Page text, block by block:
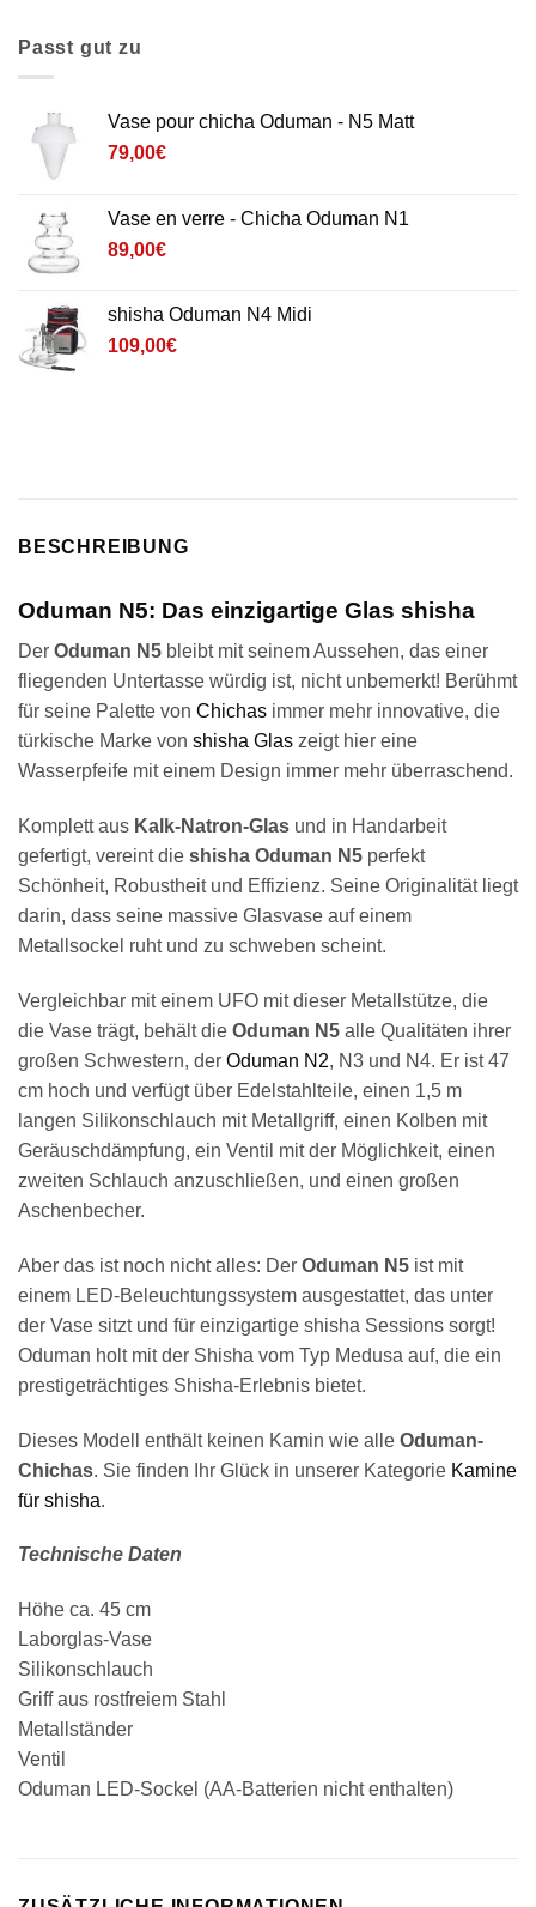
Passt gut zu
Vase pour chicha Oduman - N5 Matt
79,00€
Vase en verre - Chicha Oduman N1
89,00€
shisha Oduman N4 Midi
109,00€
BESCHREIBUNG
Oduman N5: Das einzigartige Glas shisha
Der Oduman N5 bleibt mit seinem Aussehen, das einer
fliegenden Untertasse würdig ist, nicht unbemerkt! Berühmt
für seine Palette von Chichas immer mehr innovative, die
türkische Marke von shisha Glas zeigt hier eine
Wasserpfeife mit einem Design immer mehr überraschend.
Komplett aus Kalk-Natron-Glas und in Handarbeit
gefertigt, vereint die shisha Oduman N5 perfekt
Schönheit, Robustheit und Effizienz. Seine Originalität liegt
darin, dass seine massive Glasvase auf einem
Metallsockel ruht und zu schweben scheint.
Vergleichbar mit einem UFO mit dieser Metallstütze, die
die Vase trägt, behält die Oduman N5 alle Qualitäten ihrer
großen Schwestern, der Oduman N2, N3 und N4. Er ist 47
cm hoch und verfügt über Edelstahlteile, einen 1,5 m
langen Silikonschlauch mit Metallgriff, einen Kolben mit
Geräuschdämpfung, ein Ventil mit der Möglichkeit, einen
zweiten Schlauch anzuschließen, und einen großen
Aschenbecher.
Aber das ist noch nicht alles: Der Oduman N5 ist mit
einem LED-Beleuchtungssystem ausgestattet, das unter
der Vase sitzt und für einzigartige shisha Sessions sorgt!
Oduman holt mit der Shisha vom Typ Medusa auf, die ein
prestigeträchtiges Shisha-Erlebnis bietet.
Dieses Modell enthält keinen Kamin wie alle Oduman-
Chichas. Sie finden Ihr Glück in unserer Kategorie Kamine
für shisha.
Technische Daten
Höhe ca. 45 cm
Laborglas-Vase
Silikonschlauch
Griff aus rostfreiem Stahl
Metallständer
Ventil
Oduman LED-Sockel (AA-Batterien nicht enthalten)